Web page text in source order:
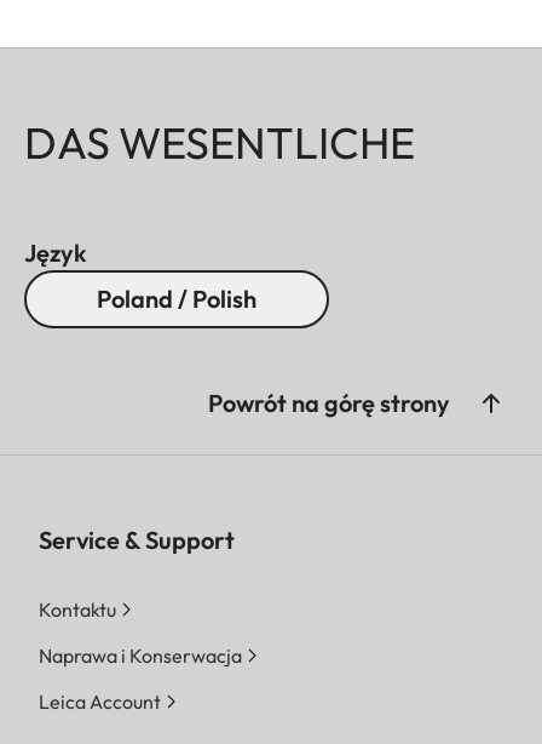
DAS WESENTLICHE
Język
Poland / Polish
Powrót na górę strony
Service & Support
Kontaktu
Naprawa i Konserwacja
Leica Account